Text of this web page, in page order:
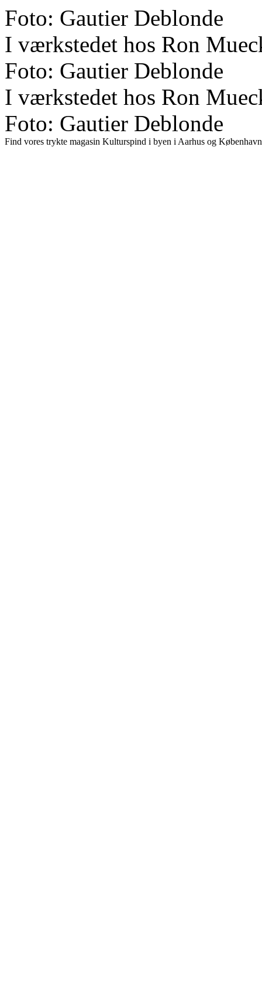
Foto: Gautier Deblonde
I værkstedet hos Ron
Foto: Gautier Deblonde
I værkstedet hos Ron
Foto: Gautier Deblonde
Find vores trykte magasin Kulturspind i byen i Aarhus og København